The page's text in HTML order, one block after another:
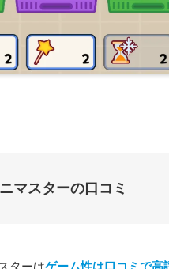
マスターの口コミ
ターはゲーム性は口コミで高